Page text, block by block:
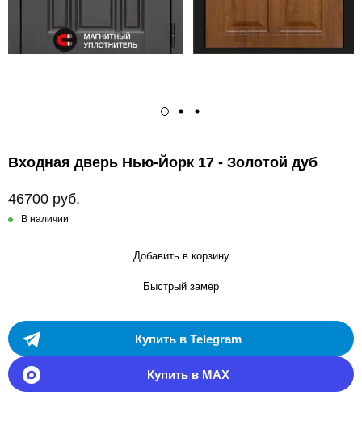
Входная дверь Нью-Йорк 17 - Золотой дуб
46700 руб.
В наличии
Добавить в корзину
Быстрый замер
Купить в Telegram
Купить в MAX